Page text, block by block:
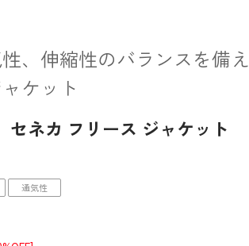
、伸縮性のバランスを備え
ケット
セネカ フリース ジャケット
通気性